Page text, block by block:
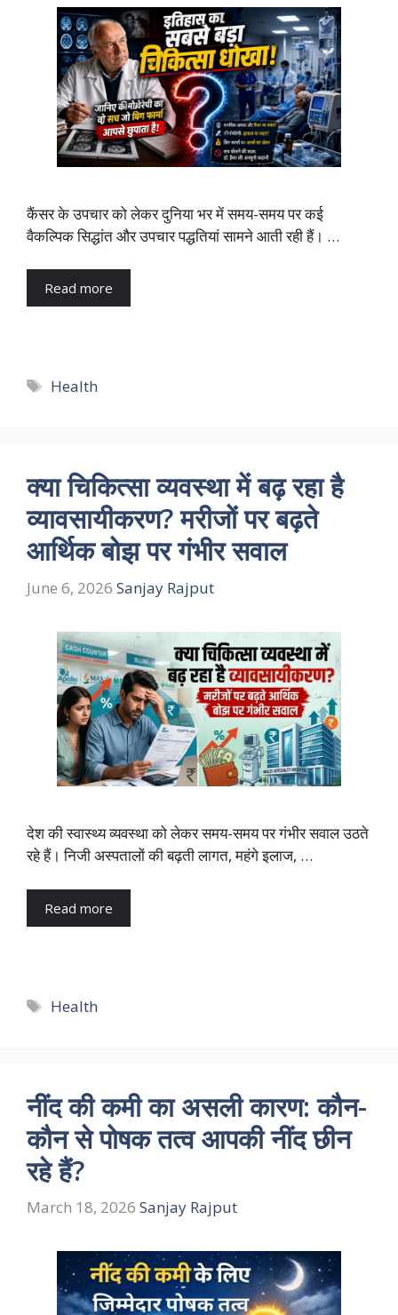
कैंसर के उपचार को लेकर दुनिया भर में समय-समय पर कई
वैकल्पिक सिद्धांत और उपचार पद्धतियां सामने आती रही हैं। …
Read more
Tags
Health
क्या चिकित्सा व्यवस्था में बढ़ रहा है
व्यावसायीकरण? मरीजों पर बढ़ते
आर्थिक बोझ पर गंभीर सवाल
June 6, 2026 Sanjay Rajput
देश की स्वास्थ्य व्यवस्था को लेकर समय-समय पर गंभीर सवाल उठते
रहे हैं। निजी अस्पतालों की बढ़ती लागत, महंगे इलाज, …
Read more
Tags
Health
नींद की कमी का असली कारण: कौन-
कौन से पोषक तत्व आपकी नींद छीन
रहे हैं?
March 18, 2026 Sanjay Rajput